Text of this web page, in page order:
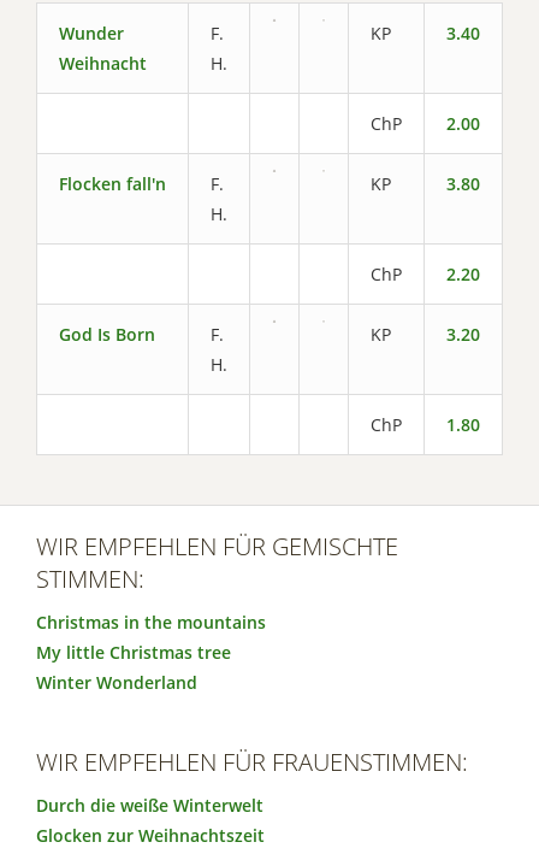
Wunder
Weihnacht
F.
H.
KP 3.40
ChP 2.00
Flocken fall'n
F.
H.
KP 3.80
ChP 2.20
God Is Born
F.
H.
KP 3.20
ChP 1.80
WIR EMPFEHLEN FÜR GEMISCHTE
STIMMEN:
Christmas in the mountains
My little Christmas tree
Winter Wonderland
WIR EMPFEHLEN FÜR FRAUENSTIMMEN:
Durch die weiße Winterwelt
Glocken zur Weihnachtszeit